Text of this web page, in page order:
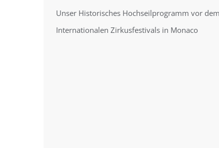
Unser Historisches Hochseilprogramm vor
Internationalen Zirkusfestivals in Monaco